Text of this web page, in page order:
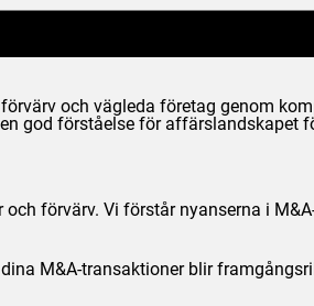
och vägleda företag genom
god förståelse för
förvärv. Vi förstår nyanserna i
M&A-transaktioner blir